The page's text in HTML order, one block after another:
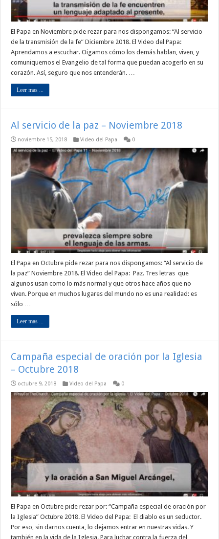
El Papa en Noviembre pide rezar para nos dispongamos: “Al servicio
de la transmisión de la fe” Diciembre 2018. El Video del Papa:
Aprendamos a escuchar. Oigamos cómo los demás hablan, viven, y
comuniquemos el Evangelio de tal forma que puedan acogerlo en su
corazón. Así, seguro que nos entenderán. …
Leer mas ...
Al servicio de la paz – Noviembre 2018
noviembre 15, 2018 Video del Papa 0
El Papa en Octubre pide rezar para nos dispongamos: “Al servicio de
la paz” Noviembre 2018. El Video del Papa: Paz. Tres letras que
algunos usan como lo más normal y que otros hace años que no
viven. Porque en muchos lugares del mundo no es una realidad: es
sólo …
Leer mas ...
Campaña especial de oración por la Iglesia
– Octubre 2018
octubre 9, 2018 Video del Papa 0
El Papa en Octubre pide rezar por: “Campaña especial de oración por
la Iglesia” Octubre 2018. El Video del Papa: El diablo es un seductor.
Por eso, sin darnos cuenta, lo dejamos entrar en nuestras vidas. Y
también en la vida de la Iglesia. Para luchar contra la fuerza del …